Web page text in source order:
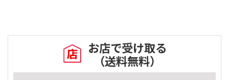
お店で受け取る
（送料無料）